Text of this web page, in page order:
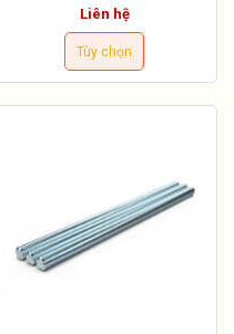
Liên hệ
Tùy chọn